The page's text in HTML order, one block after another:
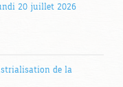
20 juillet 2026
de la